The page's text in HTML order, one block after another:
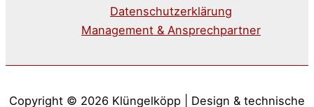
Datenschutzerklärung
Management & Ansprechpartner
Copyright © 2026 Klüngelköpp | Design & technische